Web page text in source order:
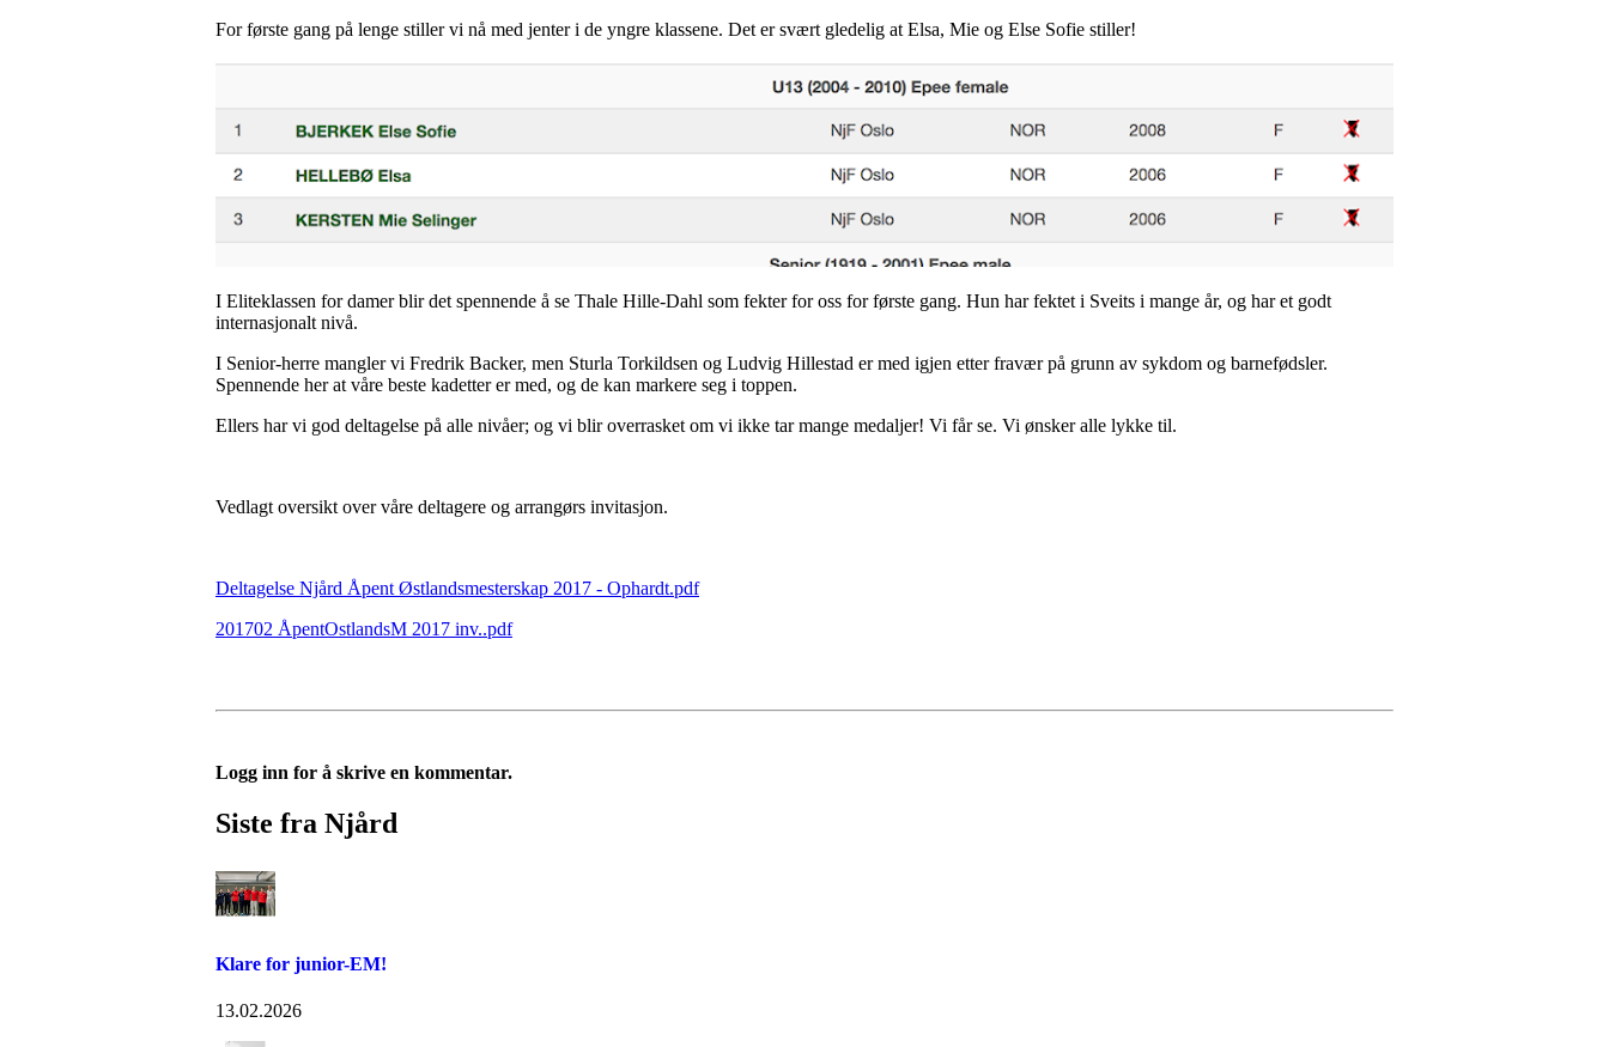
For første gang på lenge stiller vi nå med jenter i de yngre klassene. Det er svært gledelig at Elsa, Mie og Else Sofie stiller!
I Eliteklassen for damer blir det spennende å se Thale Hille-Dahl som fekter for oss for første gang. Hun har fektet i Sveits i mange år, og har et godt
internasjonalt nivå.
I Senior-herre mangler vi Fredrik Backer, men Sturla Torkildsen og Ludvig Hillestad er med igjen etter fravær på grunn av sykdom og barnefødsler.
Spennende her at våre beste kadetter er med, og de kan markere seg i toppen.
Ellers har vi god deltagelse på alle nivåer; og vi blir overrasket om vi ikke tar mange medaljer! Vi får se. Vi ønsker alle lykke til.
Vedlagt oversikt over våre deltagere og arrangørs invitasjon.
Deltagelse Njård Åpent Østlandsmesterskap 2017 - Ophardt.pdf
201702 ÅpentOstlandsM 2017 inv..pdf
Logg inn for å skrive en kommentar.
Siste fra Njård
Klare for junior-EM!
13.02.2026